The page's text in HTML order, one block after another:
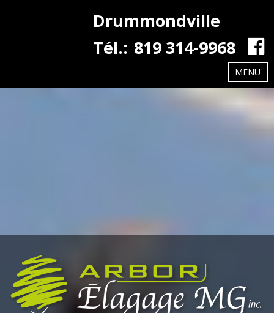
Drummondville
Tél.: 819 314-9968
MENU